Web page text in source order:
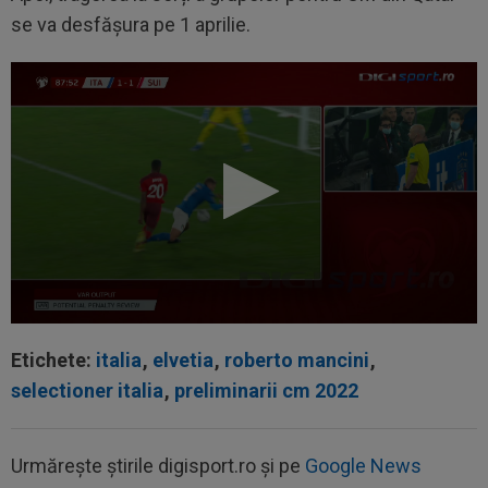
se va desfășura pe 1 aprilie.
Etichete: italia, elvetia, roberto mancini,
selectioner italia, preliminarii cm 2022
Urmărește știrile digisport.ro și pe Google News